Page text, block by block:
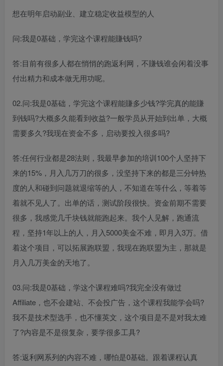
想在明年启动副业、建立稳定收益模型的人
问:我是0基础，学完这个课程能賺钱吗?
答:目前有很多人都在悄悄的跑返利网，不賺钱谁会闲着没事
付出精力和成本做无用功呢。
02.问:我是0基础，学完这个课程能賺多少钱?学完真的能賺
到钱吗?大概多久能看到收益?一般学员从开始到出单，大概
需要多久?我现在资金不多，启动要投入很多吗?
答:任何行业都是28法则，我最早参加的培训100个人坚持下
来的15%，月入几万刀的很多，没坚持下来的都是三分钟热
度的人和碰到问题就退缩等的人，不知道在等什么，等着等
着就不见人了。出单的话，测试阶段很快。资金前期不需要
很多，我感觉几千块钱就能跑起来。我个人见解，跑通流
程，坚持1年以上的人，月入5000美金不难，即月入3万。借
着这个项目，可以拓展跑联盟，我现在跑联盟为主，那就是
月入几万美金的天地了。
03.问:我是0基础，学这个课程难吗?我完全没有做过
Affiliate，也不会建站、不会投广告，这个课程我能学会吗?
我不是技术型选手，也不懂英文，这个项目是不是对我太难
了?内容是不是很复杂，要学很多工具?
答:返利网系列的内容不难，哪怕是0基础。跟着课程认真